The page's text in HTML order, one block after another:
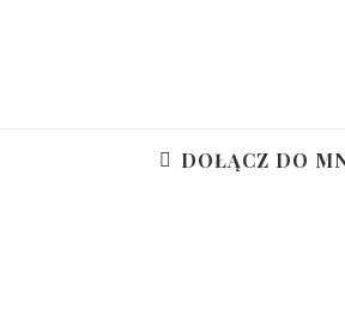
DOŁĄCZ DO